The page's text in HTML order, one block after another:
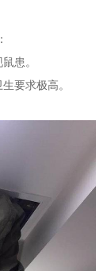
患。
要求极高。